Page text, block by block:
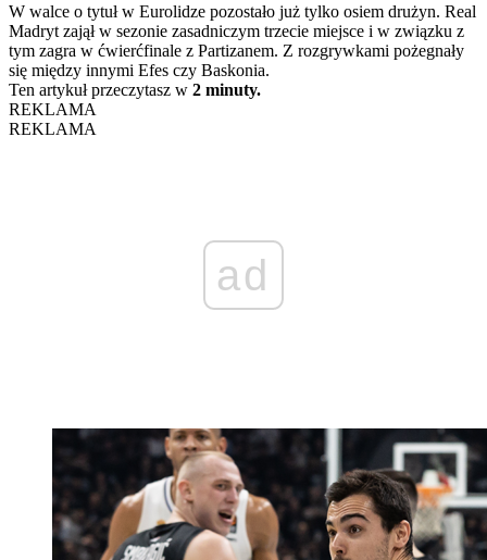
W walce o tytuł w Eurolidze pozostało już tylko osiem drużyn. Real
Madryt zajął w sezonie zasadniczym trzecie miejsce i w związku z
tym zagra w ćwierćfinale z Partizanem. Z rozgrywkami pożegnały
się między innymi Efes czy Baskonia.
Ten artykuł przeczytasz w 2 minuty.
REKLAMA
REKLAMA
ad